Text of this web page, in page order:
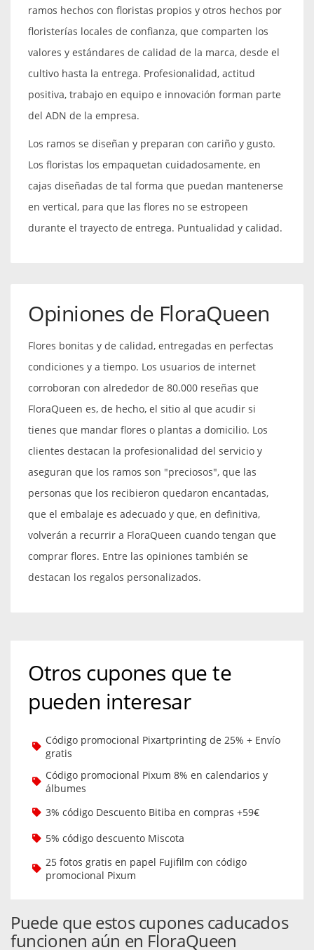
ramos hechos con floristas propios y otros hechos por
floristerías locales de confianza, que comparten los
valores y estándares de calidad de la marca, desde el
cultivo hasta la entrega. Profesionalidad, actitud
positiva, trabajo en equipo e innovación forman parte
del ADN de la empresa.
Los ramos se diseñan y preparan con cariño y gusto.
Los floristas los empaquetan cuidadosamente, en
cajas diseñadas de tal forma que puedan mantenerse
en vertical, para que las flores no se estropeen
durante el trayecto de entrega. Puntualidad y calidad.
Opiniones de FloraQueen
Flores bonitas y de calidad, entregadas en perfectas
condiciones y a tiempo. Los usuarios de internet
corroboran con alrededor de 80.000 reseñas que
FloraQueen es, de hecho, el sitio al que acudir si
tienes que mandar flores o plantas a domicilio. Los
clientes destacan la profesionalidad del servicio y
aseguran que los ramos son "preciosos", que las
personas que los recibieron quedaron encantadas,
que el embalaje es adecuado y que, en definitiva,
volverán a recurrir a FloraQueen cuando tengan que
comprar flores. Entre las opiniones también se
destacan los regalos personalizados.
Otros cupones que te
pueden interesar
Código promocional Pixartprinting de 25% + Envío
gratis
Código promocional Pixum 8% en calendarios y
álbumes
3% código Descuento Bitiba en compras +59€
5% código descuento Miscota
25 fotos gratis en papel Fujifilm con código
promocional Pixum
Puede que estos cupones caducados
funcionen aún en FloraQueen